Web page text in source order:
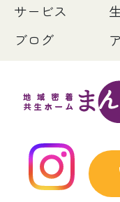
サービス
ブログ